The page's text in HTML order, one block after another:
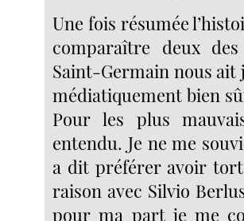
Une fois résumée
comparaître deux
Saint-Germain nous ait
médiatiquement bien
Pour les plus
entendu. Je ne me
a dit préférer avoir tort
raison avec Silvio
pour ma part je me